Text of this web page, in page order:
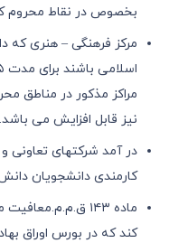
بخصوص در نقاط محروم
مرکز فرهنگی – هنری که
نیز قابل افزایش می باشد.
در آمد شرکتهای تعاونی
کارمندی دانشجویان دانش
ماده ١٤٣
کند که در بورس اوراق